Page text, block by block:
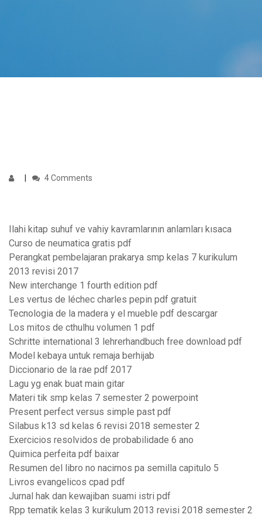
4 Comments
Ilahi kitap suhuf ve vahiy kavramlarının anlamları kısaca
Curso de neumatica gratis pdf
Perangkat pembelajaran prakarya smp kelas 7 kurikulum
2013 revisi 2017
New interchange 1 fourth edition pdf
Les vertus de léchec charles pepin pdf gratuit
Tecnologia de la madera y el mueble pdf descargar
Los mitos de cthulhu volumen 1 pdf
Schritte international 3 lehrerhandbuch free download pdf
Model kebaya untuk remaja berhijab
Diccionario de la rae pdf 2017
Lagu yg enak buat main gitar
Materi tik smp kelas 7 semester 2 powerpoint
Present perfect versus simple past pdf
Silabus k13 sd kelas 6 revisi 2018 semester 2
Exercicios resolvidos de probabilidade 6 ano
Quimica perfeita pdf baixar
Resumen del libro no nacimos pa semilla capitulo 5
Livros evangelicos cpad pdf
Jurnal hak dan kewajiban suami istri pdf
Rpp tematik kelas 3 kurikulum 2013 revisi 2018 semester 2